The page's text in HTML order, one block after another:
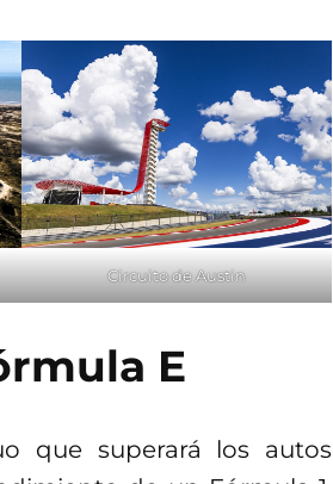
Circuito de Austin
E
que superará los autos